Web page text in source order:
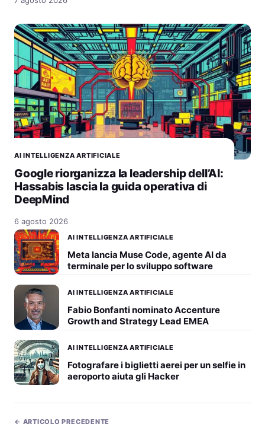
AI INTELLIGENZA ARTIFICIALE
Google riorganizza la leadership dell’AI:
Hassabis lascia la guida operativa di
DeepMind
6 agosto 2026
AI INTELLIGENZA ARTIFICIALE
Meta lancia Muse Code, agente AI da
terminale per lo sviluppo software
AI INTELLIGENZA ARTIFICIALE
Fabio Bonfanti nominato Accenture
Growth and Strategy Lead EMEA
AI INTELLIGENZA ARTIFICIALE
Fotografare i biglietti aerei per un selfie in
aeroporto aiuta gli Hacker
← ARTICOLO PRECEDENTE